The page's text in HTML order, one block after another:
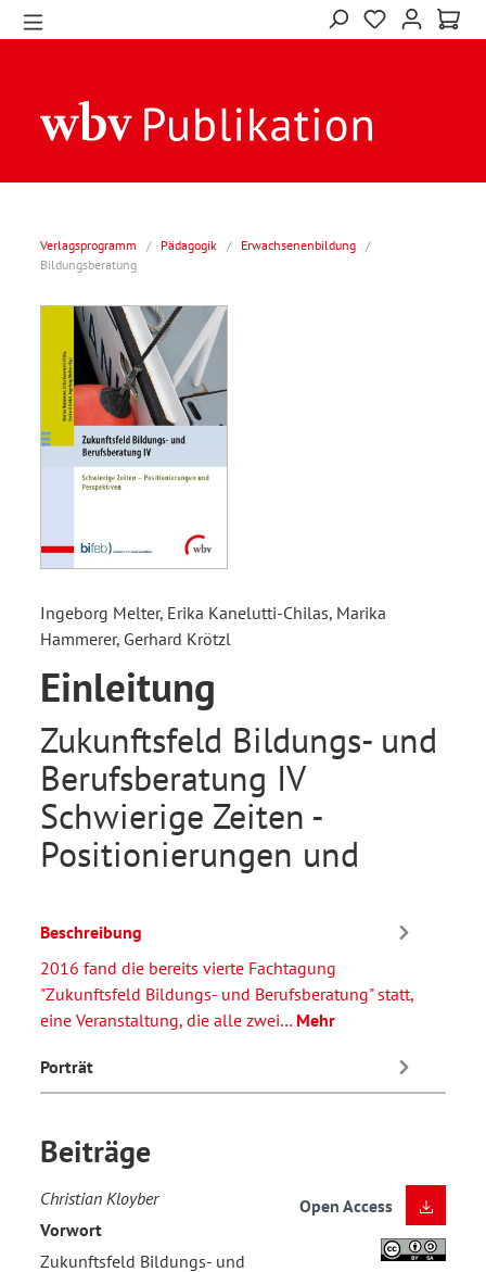
Verlagsprogramm / Pädagogik / Erwachsenenbildung /
Bildungsberatung
Ingeborg Melter, Erika Kanelutti-Chilas, Marika
Hammerer, Gerhard Krötzl
Einleitung
Zukunftsfeld Bildungs- und
Berufsberatung IV
Schwierige Zeiten -
Positionierungen und
Beschreibung
2016 fand die bereits vierte Fachtagung
"Zukunftsfeld Bildungs- und Berufsberatung" statt,
eine Veranstaltung, die alle zwei… Mehr
Porträt
Beiträge
Christian Kloyber
Vorwort
Zukunftsfeld Bildungs- und
Open Access